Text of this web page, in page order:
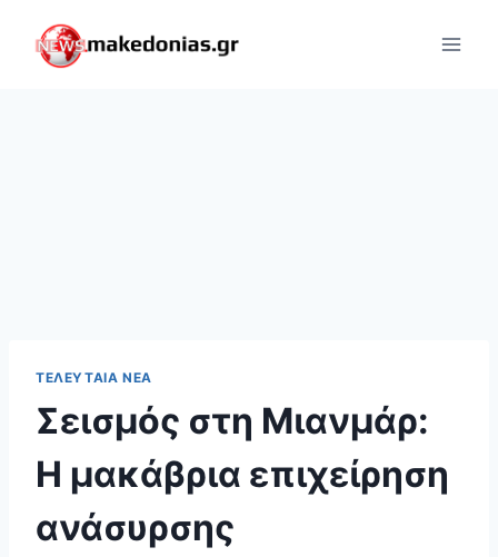
content
ΤΕΛΕΥΤΑΊΑ ΝΈΑ
Σεισμός στη Μιανμάρ:
Η μακάβρια επιχείρηση
ανάσυρσης